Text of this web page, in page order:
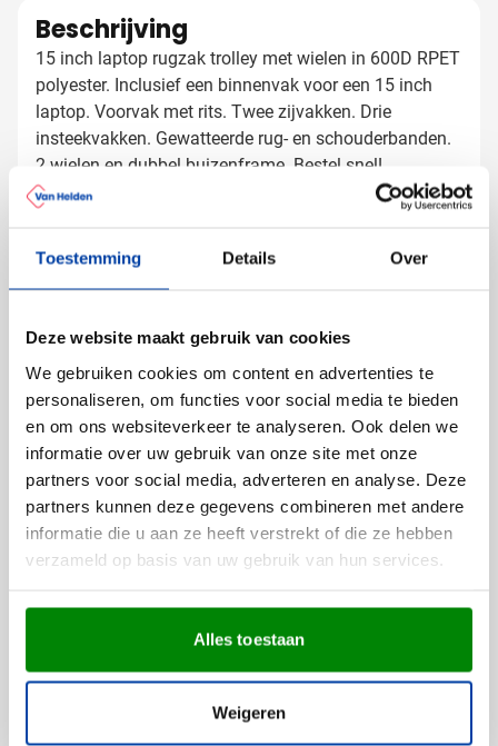
Toestemming Details Over
Deze website maakt gebruik van cookies
We gebruiken cookies om content en advertenties te
personaliseren, om functies voor social media te bieden
en om ons websiteverkeer te analyseren. Ook delen we
informatie over uw gebruik van onze site met onze
partners voor social media, adverteren en analyse. Deze
partners kunnen deze gegevens combineren met andere
informatie die u aan ze heeft verstrekt of die ze hebben
verzameld op basis van uw gebruik van hun services.
Alles toestaan
Weigeren
Beschrijving
15 inch laptop rugzak trolley met wielen in 600D RPET
polyester. Inclusief een binnenvak voor een 15 inch
laptop. Voorvak met rits. Twee zijvakken. Drie
insteekvakken. Gewatteerde rug- en schouderbanden.
2 wielen en dubbel buizenframe. Bestel snel!
Lees meer
Specificaties
Artikelnummer
Merk
Mid Ocean Brands
Materiaal
rPET
Afmetingen
31 cm x 19 cm x 47 cm (l
x b x h)
Diameter
0 cm